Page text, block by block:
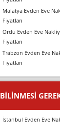
Malatya Evden Eve
Fiyatları
Ordu Evden Eve
Fiyatları
Trabzon Evden Eve
Fiyatları
BILINMESI
İstanbul Evden Eve